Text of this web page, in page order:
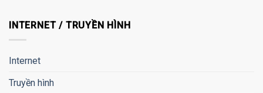
INTERNET / TRUYỀN HÌNH
Internet
Truyền hình